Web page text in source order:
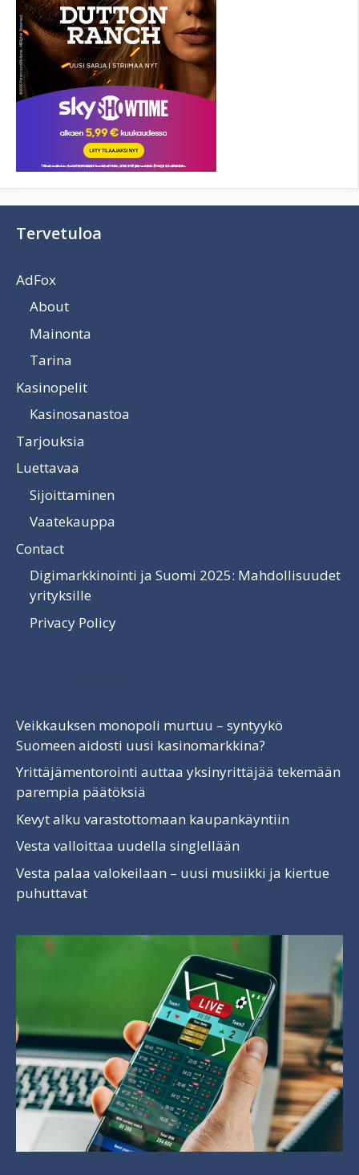
Tervetuloa
AdFox
About
Mainonta
Tarina
Kasinopelit
Kasinosanastoa
Tarjouksia
Luettavaa
Sijoittaminen
Vaatekauppa
Contact
Digimarkkinointi ja Suomi 2025: Mahdollisuudet
yrityksille
Privacy Policy
Veikkauksen monopoli murtuu – syntyykö
Suomeen aidosti uusi kasinomarkkina?
Yrittäjämentorointi auttaa yksinyrittäjää tekemään
parempia päätöksiä
Kevyt alku varastottomaan kaupankäyntiin
Vesta valloittaa uudella singlellään
Vesta palaa valokeilaan – uusi musiikki ja kiertue
puhuttavat